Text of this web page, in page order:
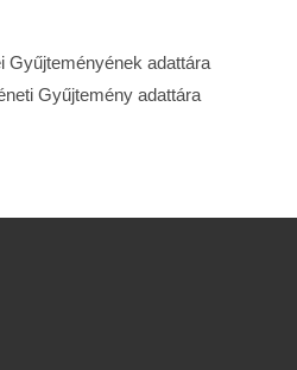
Gyűjteményének adattára
Gyűjtemény adattára